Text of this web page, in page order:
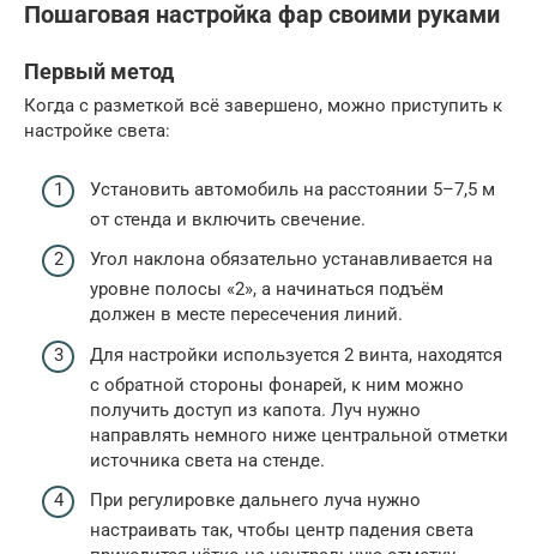
Пошаговая настройка фар своими руками
Первый метод
Когда с разметкой всё завершено, можно приступить к
настройке света:
Установить автомобиль на расстоянии 5–7,5 м
от стенда и включить свечение.
Угол наклона обязательно устанавливается на
уровне полосы «2», а начинаться подъём
должен в месте пересечения линий.
Для настройки используется 2 винта, находятся
с обратной стороны фонарей, к ним можно
получить доступ из капота. Луч нужно
направлять немного ниже центральной отметки
источника света на стенде.
При регулировке дальнего луча нужно
настраивать так, чтобы центр падения света